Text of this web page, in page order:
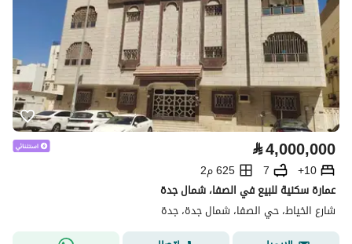
⃁4,000,000
10+
7
625 م2
عمارة سكنية للبيع في الصفا، شمال جدة
شارع الخياط، حي الصفا، شمال جدة، جدة